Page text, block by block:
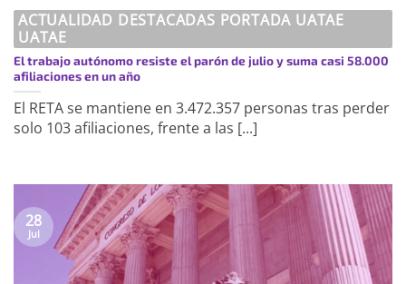
ACTUALIDAD DESTACADAS PORTADA UATAE
UATAE
El trabajo autónomo resiste el parón de julio y suma casi 58.000
afiliaciones en un año
El RETA se mantiene en 3.472.357 personas tras perder
solo 103 afiliaciones, frente a las [...]
28
Jul